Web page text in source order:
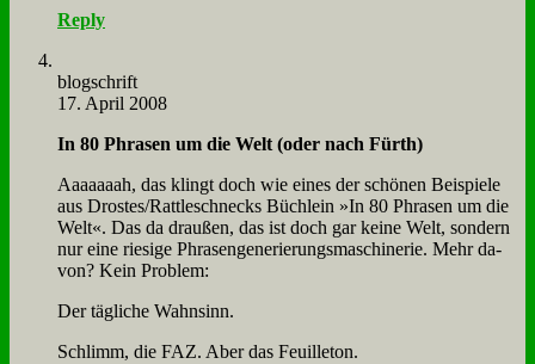
Reply
blog­schrift
17. April 2008
In 80 Phra­sen um die Welt (oder nach Fürth)
Aaaaaaah, das klingt doch wie ei­nes der schö­nen Bei­spie­le
aus Drostes/Rattleschnecks Büch­lein »In 80 Phra­sen um die
Welt«. Das da drau­ßen, das ist doch gar kei­ne Welt, son­dern
nur ei­ne rie­si­ge Phra­sen­ge­ne­rie­rungs­ma­schi­ne­rie. Mehr da­
von? Kein Pro­blem:
Der täg­li­che Wahn­sinn.
Schlimm, die FAZ. Aber das Feuil­le­ton.